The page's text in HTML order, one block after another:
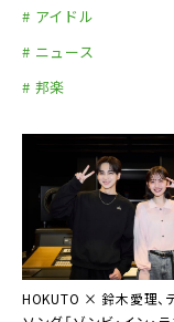
# アイドル
# ニュース
# 邦楽
HOKUTO × 鈴木愛理、